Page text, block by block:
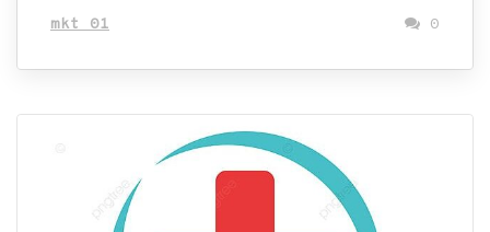
mkt 01 0